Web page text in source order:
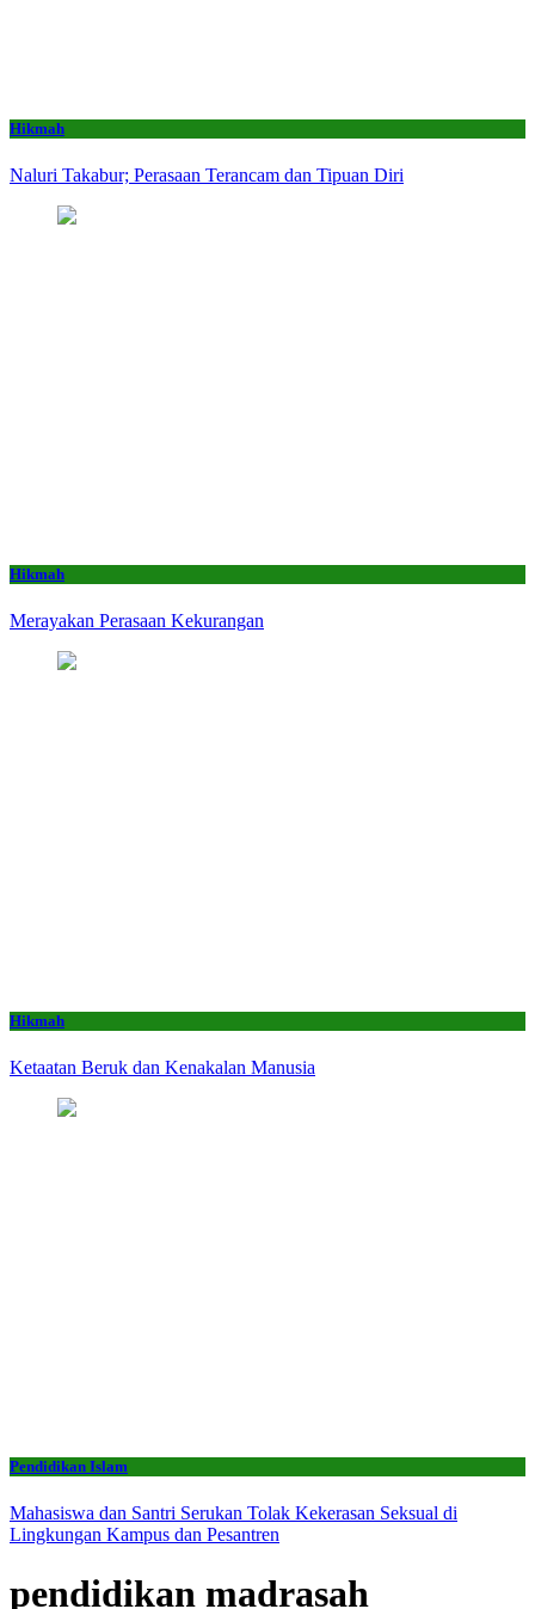
Hikmah
Naluri Takabur; Perasaan Terancam dan Tipuan Diri
Hikmah
Merayakan Perasaan Kekurangan
Hikmah
Ketaatan Beruk dan Kenakalan Manusia
Pendidikan Islam
Mahasiswa dan Santri Serukan Tolak Kekerasan Seksual di
Lingkungan Kampus dan Pesantren
pendidikan madrasah